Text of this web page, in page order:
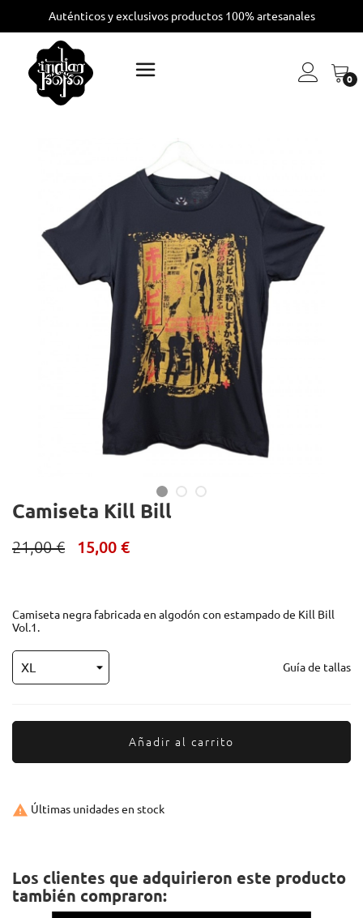
Auténticos y exclusivos productos 100% artesanales
0
Camiseta Kill Bill
21,00 € 15,00 €
Camiseta negra fabricada en algodón con estampado de Kill Bill
Vol.1.
Guía de tallas
Añadir al carrito
 Últimas unidades en stock
Los clientes que adquirieron este producto
también compraron: